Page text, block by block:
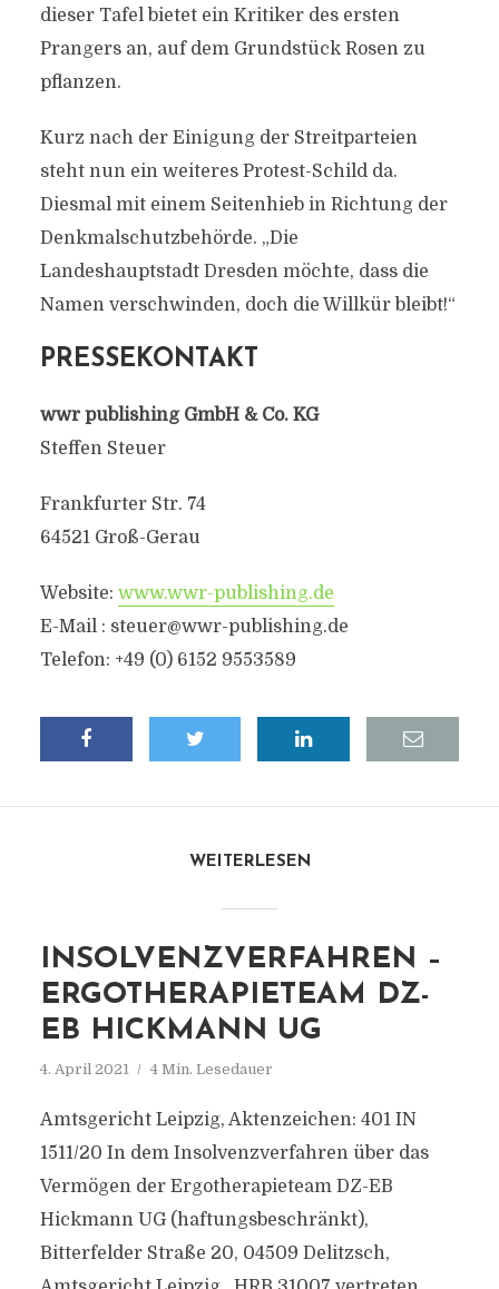
dieser Tafel bietet ein Kritiker des ersten
Prangers an, auf dem Grundstück Rosen zu
pflanzen.
Kurz nach der Einigung der Streitparteien
steht nun ein weiteres Protest-Schild da.
Diesmal mit einem Seitenhieb in Richtung der
Denkmalschutzbehörde. „Die
Landeshauptstadt Dresden möchte, dass die
Namen verschwinden, doch die Willkür bleibt!“
PRESSEKONTAKT
wwr publishing GmbH & Co. KG
Steffen Steuer
Frankfurter Str. 74
64521 Groß-Gerau
Website: www.wwr-publishing.de
E-Mail : steuer@wwr-publishing.de
Telefon: +49 (0) 6152 9553589
WEITERLESEN
INSOLVENZVERFAHREN –
ERGOTHERAPIETEAM DZ-
EB HICKMANN UG
4. April 2021 4 Min. Lesedauer
Amtsgericht Leipzig, Aktenzeichen: 401 IN
1511/20 In dem Insolvenzverfahren über das
Vermögen der Ergotherapieteam DZ-EB
Hickmann UG (haftungsbeschränkt),
Bitterfelder Straße 20, 04509 Delitzsch,